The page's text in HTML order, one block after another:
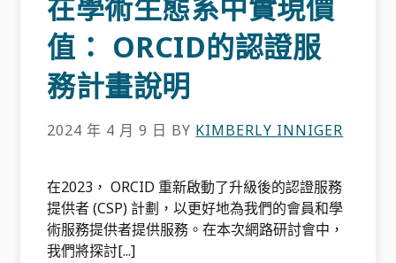
值： ORCID的認證服
務計畫說明
2024 年 4 月 9 日 BY KIMBERLY INNIGER
在2023， ORCID 重新啟動了升級後的認證服務
提供者 (CSP) 計劃，以更好地為我們的會員和學
術服務提供者提供服務。在本次網路研討會中，
我們將探討[...]